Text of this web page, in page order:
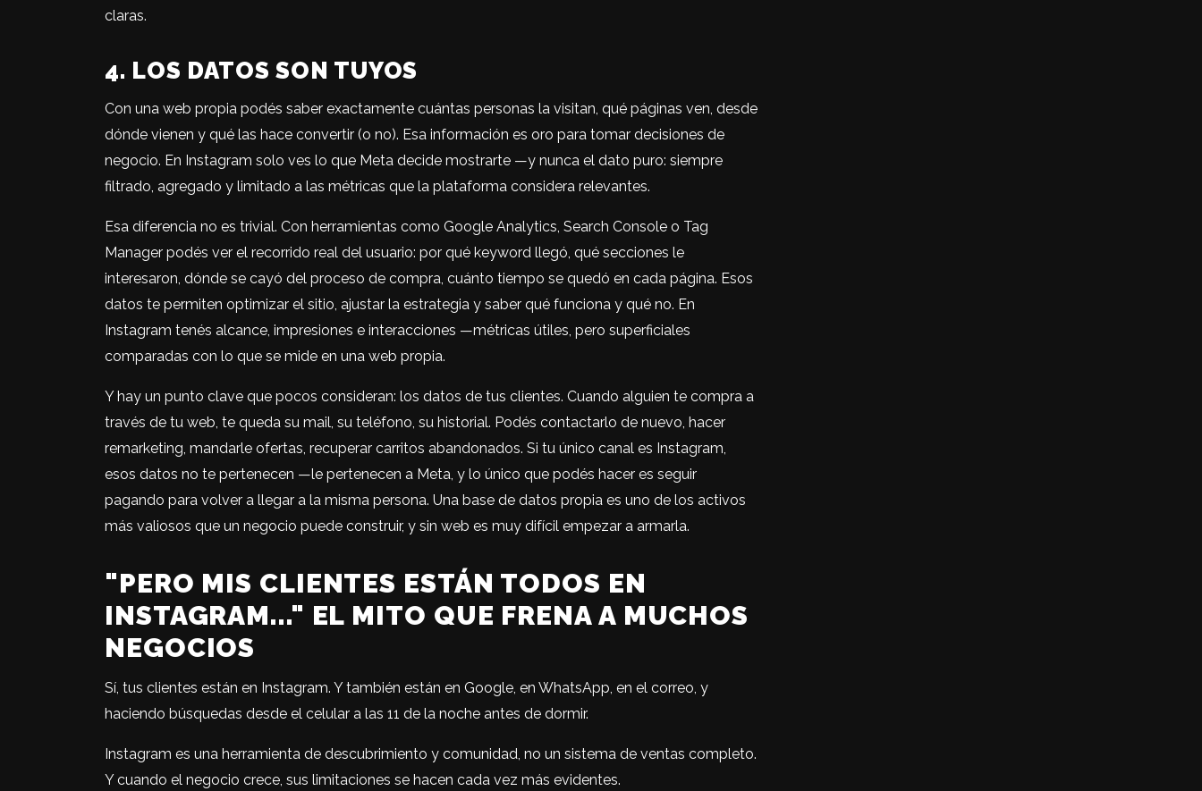
claras.
4. LOS DATOS SON TUYOS
Con una web propia podés saber exactamente cuántas personas la visitan, qué páginas ven, desde
dónde vienen y qué las hace convertir (o no). Esa información es oro para tomar decisiones de
negocio. En Instagram solo ves lo que Meta decide mostrarte —y nunca el dato puro: siempre
filtrado, agregado y limitado a las métricas que la plataforma considera relevantes.
Esa diferencia no es trivial. Con herramientas como Google Analytics, Search Console o Tag
Manager podés ver el recorrido real del usuario: por qué keyword llegó, qué secciones le
interesaron, dónde se cayó del proceso de compra, cuánto tiempo se quedó en cada página. Esos
datos te permiten optimizar el sitio, ajustar la estrategia y saber qué funciona y qué no. En
Instagram tenés alcance, impresiones e interacciones —métricas útiles, pero superficiales
comparadas con lo que se mide en una web propia.
Y hay un punto clave que pocos consideran: los datos de tus clientes. Cuando alguien te compra a
través de tu web, te queda su mail, su teléfono, su historial. Podés contactarlo de nuevo, hacer
remarketing, mandarle ofertas, recuperar carritos abandonados. Si tu único canal es Instagram,
esos datos no te pertenecen —le pertenecen a Meta, y lo único que podés hacer es seguir
pagando para volver a llegar a la misma persona. Una base de datos propia es uno de los activos
más valiosos que un negocio puede construir, y sin web es muy difícil empezar a armarla.
"PERO MIS CLIENTES ESTÁN TODOS EN
INSTAGRAM..." EL MITO QUE FRENA A MUCHOS
NEGOCIOS
Sí, tus clientes están en Instagram. Y también están en Google, en WhatsApp, en el correo, y
haciendo búsquedas desde el celular a las 11 de la noche antes de dormir.
Instagram es una herramienta de descubrimiento y comunidad, no un sistema de ventas completo.
Y cuando el negocio crece, sus limitaciones se hacen cada vez más evidentes.